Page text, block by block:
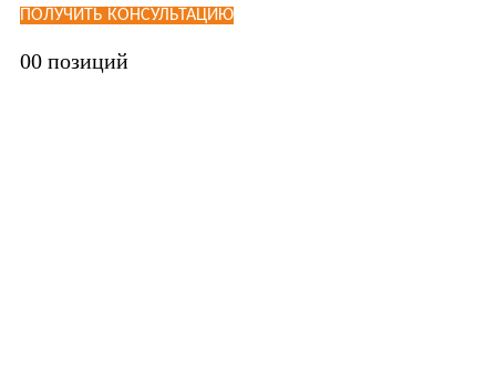
ПОЛУЧИТЬ КОНСУЛЬТАЦИЮ
00 позиций